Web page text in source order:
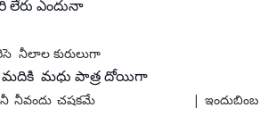
లేరు ఎందునా
నీలాల కురులుగా
మధు పాత్ర దోయిగా
నీవందు చషకమే | ఇందుబింబ